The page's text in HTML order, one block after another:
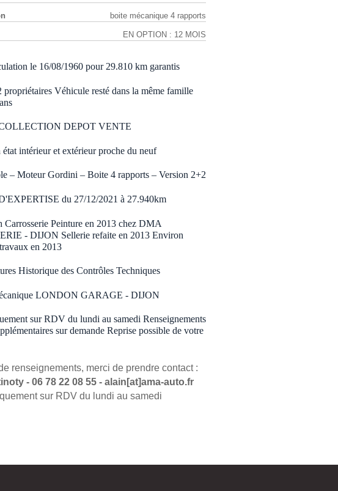
boite mécanique 4 rapports
EN OPTION : 12 MOIS
le 16/08/1960 pour 29.810 km garantis
propriétaires Véhicule resté dans la même famille
DEPOT VENTE
intérieur et extérieur proche du neuf
– Moteur Gordini – Boite 4 rapports – Version 2+2
du 27/12/2021 à 27.940km
Carrosserie Peinture en 2013 chez DMA
- DIJON Sellerie refaite en 2013 Environ
en 2013
Historique des Contrôles Techniques
LONDON GARAGE - DIJON
sur RDV du lundi au samedi Renseignements
sur demande Reprise possible de votre
renseignements, merci de prendre contact :
- 06 78 22 08 55 - alain[at]ama-auto.fr
sur RDV du lundi au samedi